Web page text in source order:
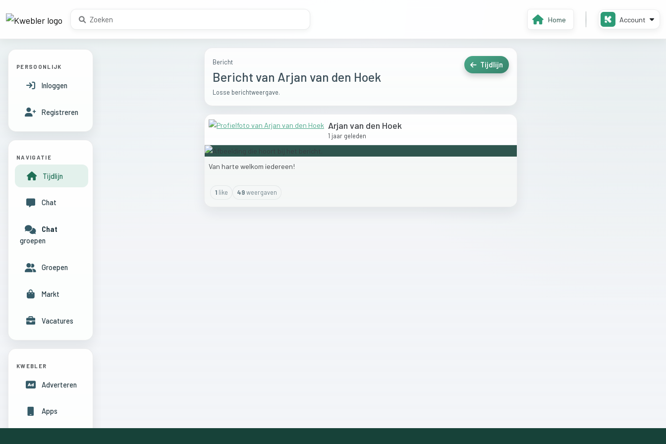
Home Account
Bericht
Bericht van Arjan van den Hoek
Losse berichtweergave.
Tijdlijn
Arjan van den Hoek
1 jaar geleden
Van harte welkom iedereen!
1like 49weergaven
PERSOONLIJK
Inloggen
Registreren
NAVIGATIE
Tijdlijn
Chat
Chat
groepen
Groepen
Markt
Vacatures
KWEBLER
Adverteren
Apps